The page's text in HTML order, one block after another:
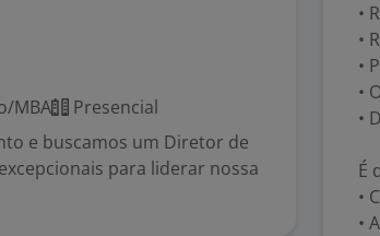
MBA
Presencial
e buscamos um Diretor de
para liderar nossa
•
•
•
•
•
É
•
•